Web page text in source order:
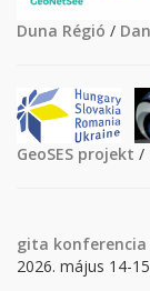
Duna Régió /
GeoSES projekt /
gita konferencia
2026. május 14-